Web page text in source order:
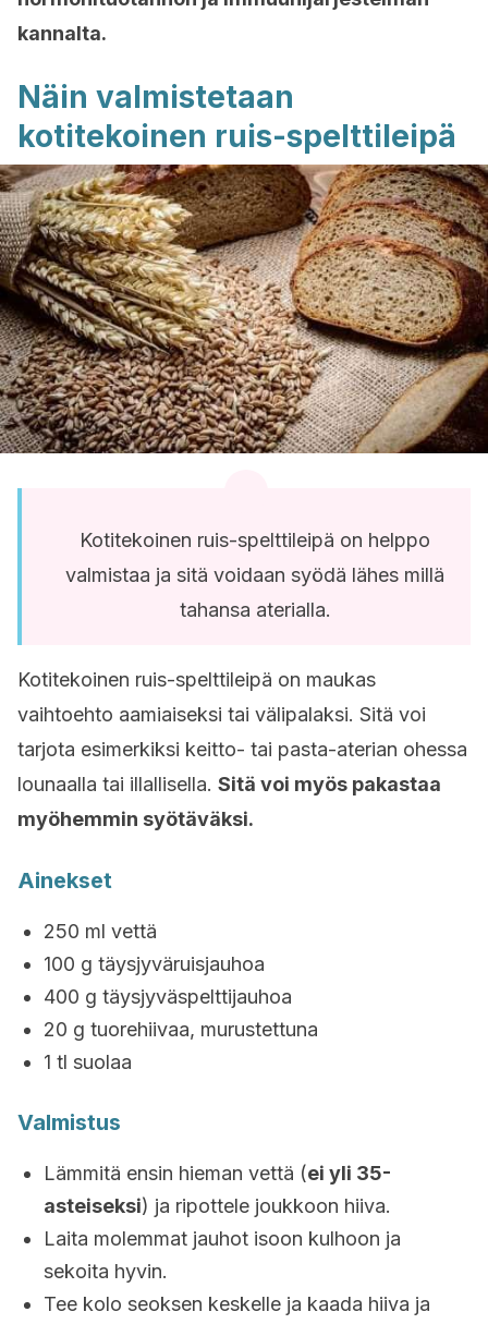
kannalta.
Näin valmistetaan
kotitekoinen ruis-spelttileipä
Kotitekoinen ruis-spelttileipä on helppo
valmistaa ja sitä voidaan syödä lähes millä
tahansa aterialla.
Kotitekoinen ruis-spelttileipä on maukas
vaihtoehto aamiaiseksi tai välipalaksi. Sitä voi
tarjota esimerkiksi keitto- tai pasta-aterian ohessa
lounaalla tai illallisella. Sitä voi myös pakastaa
myöhemmin syötäväksi.
Ainekset
250 ml vettä
100 g täysjyväruisjauhoa
400 g täysjyväspelttijauhoa
20 g tuorehiivaa, murustettuna
1 tl suolaa
Valmistus
Lämmitä ensin hieman vettä (ei yli 35-
asteiseksi) ja ripottele joukkoon hiiva.
Laita molemmat jauhot isoon kulhoon ja
sekoita hyvin.
Tee kolo seoksen keskelle ja kaada hiiva ja